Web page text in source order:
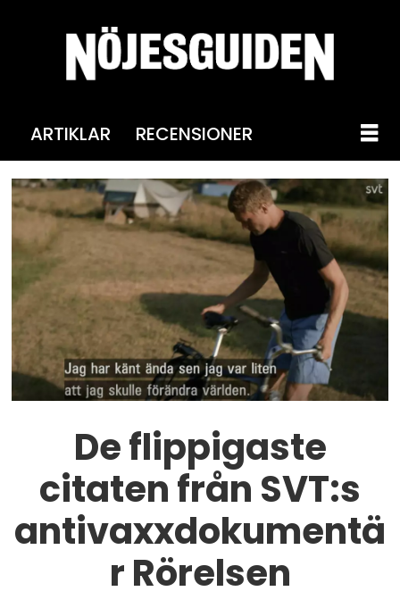
ARTIKLAR RECENSIONER
De flippigaste
citaten från SVT:s
antivaxxdokumentä
r Rörelsen